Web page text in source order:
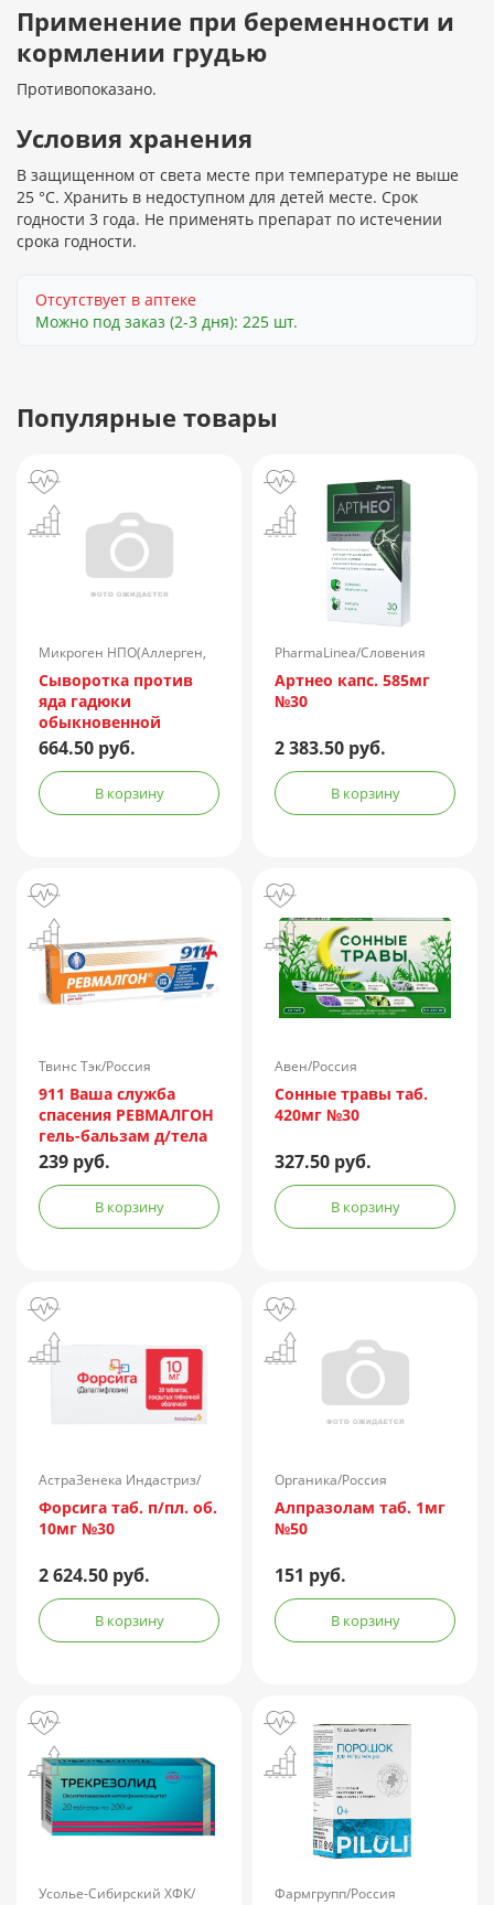
Применение при беременности и
кормлении грудью
Противопоказано.
Условия хранения
В защищенном от света месте при температуре не выше
25 °С. Хранить в недоступном для детей месте. Срок
годности 3 года. Не применять препарат по истечении
срока годности.
Отсутствует в аптеке
Можно под заказ (2-3 дня): 225 шт.
Популярные товары
Микроген НПО(Аллерген,
г.Ставрополь)/Россия
Сыворотка против
яда гадюки
обыкновенной
лошадиная
очищенная
концентрированная
жидкая амп.(р-р д/
664.50 руб.
В корзину
PharmaLinea/Словения
Артнео капс. 585мг
№30
2 383.50 руб.
В корзину
Твинс Тэк/Россия
911 Ваша служба
спасения РЕВМАЛГОН
гель-бальзам д/тела
100мл
239 руб.
В корзину
Авен/Россия
Сонные травы таб.
420мг №30
327.50 руб.
В корзину
АстраЗенека Индастриз/
Россия
Форсига таб. п/пл. об.
10мг №30
2 624.50 руб.
В корзину
Органика/Россия
Алпразолам таб. 1мг
№50
151 руб.
В корзину
Усолье-Сибирский ХФК/
Фармгрупп/Россия